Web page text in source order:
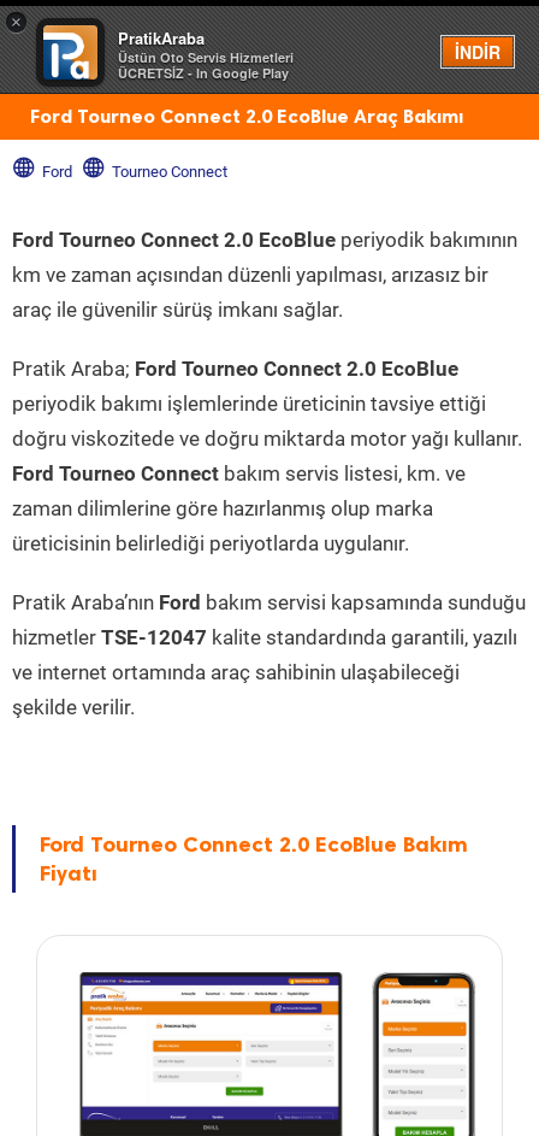
×
PratikAraba
Üstün Oto Servis Hizmetleri
ÜCRETSİZ - In Google Play
İNDİR
Menü
Ford Tourneo Connect 2.0 EcoBlue Araç Bakımı
Ford Tourneo Connect
Ford Tourneo Connect 2.0 EcoBlue periyodik bakımının
km ve zaman açısından düzenli yapılması, arızasız bir
araç ile güvenilir sürüş imkanı sağlar.
Pratik Araba; Ford Tourneo Connect 2.0 EcoBlue
periyodik bakımı işlemlerinde üreticinin tavsiye ettiği
doğru viskozitede ve doğru miktarda motor yağı kullanır.
Ford Tourneo Connect bakım servis listesi, km. ve
zaman dilimlerine göre hazırlanmış olup marka
üreticisinin belirlediği periyotlarda uygulanır.
Pratik Araba’nın Ford bakım servisi kapsamında sunduğu
hizmetler TSE-12047 kalite standardında garantili, yazılı
ve internet ortamında araç sahibinin ulaşabileceği
şekilde verilir.
Ford Tourneo Connect 2.0 EcoBlue Bakım
Fiyatı